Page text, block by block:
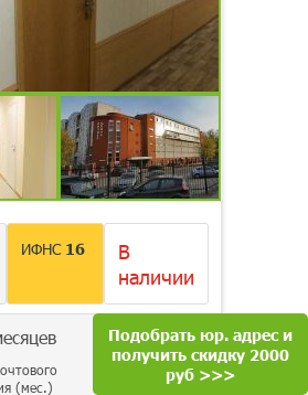
ИФНС 16
В
наличии
35 000руб.
(мес.)
включена
Подобрать юр. адрес и
получить скидку 2000
руб >>>